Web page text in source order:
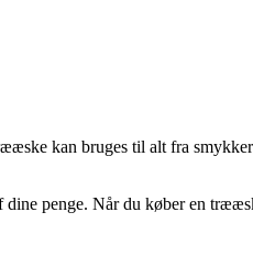
kan bruges til alt fra
penge. Når du køber en